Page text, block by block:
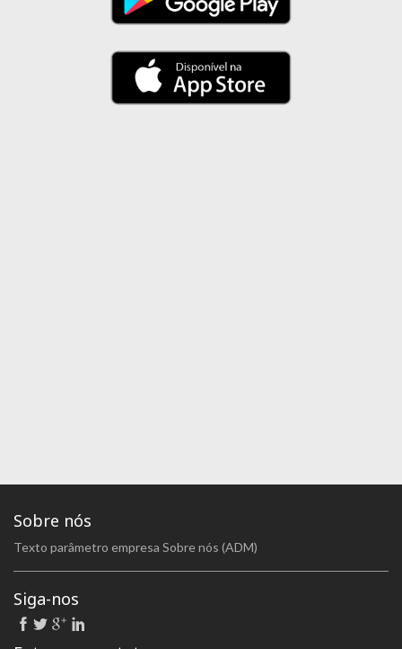
Sobre nós
Texto parâmetro empresa Sobre nós (ADM)
Siga-nos